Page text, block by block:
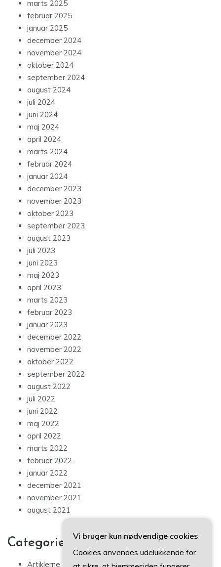
marts 2025
februar 2025
januar 2025
december 2024
november 2024
oktober 2024
september 2024
august 2024
juli 2024
juni 2024
maj 2024
april 2024
marts 2024
februar 2024
januar 2024
december 2023
november 2023
oktober 2023
september 2023
august 2023
juli 2023
juni 2023
maj 2023
april 2023
marts 2023
februar 2023
januar 2023
december 2022
november 2022
oktober 2022
september 2022
august 2022
juli 2022
juni 2022
maj 2022
april 2022
marts 2022
februar 2022
januar 2022
december 2021
november 2021
august 2021
Categories
Artiklerne
Vi bruger kun nødvendige cookies
Cookies anvendes udelukkende for